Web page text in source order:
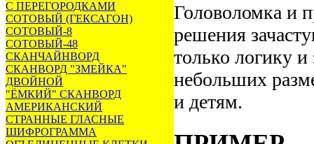
С ПЕРЕГОРОДКАМИ
СОТОВЫЙ (ГЕКСАГОН)
СОТОВЫЙ-8
СОТОВЫЙ-48
СКАНЧАЙНВОРД
СКАНВОРД "ЗМЕЙКА"
ДВОЙНОЙ
"ЁМКИЙ" СКАНВОРД
АМЕРИКАНСКИЙ
СТРАННЫЕ ГЛАСНЫЕ
ШИФРОГРАММА
Головоломка и
решения
только логику
небольших
и детям.